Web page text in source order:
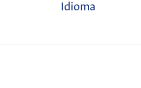
Idioma